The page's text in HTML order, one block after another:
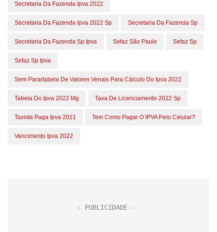
Secretaria Da Fazenda Ipva 2022
Secretaria Da Fazenda Ipva 2022 Sp Secretaria Da Fazenda Sp
Secretaria Da Fazenda Sp Ipva Sefaz São Paulo Sefaz Sp
Sefaz Sp Ipva
Sem Parartabela De Valores Venais Para Cálculo Do Ipva 2022
Tabela Do Ipva 2022 Mg Taxa De Licenciamento 2022 Sp
Taxista Paga Ipva 2021 Tem Como Pagar O IPVA Pelo Celular?
Vencimento Ipva 2022